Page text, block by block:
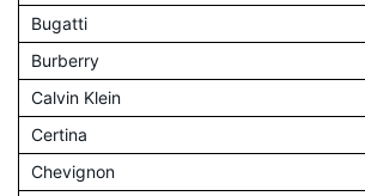
Bugatti
Burberry
Calvin Klein
Certina
Chevignon